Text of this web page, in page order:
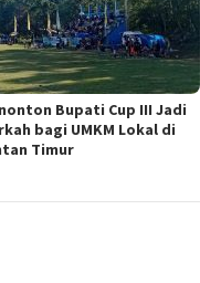
Bupati Cup III Jadi
bagi UMKM Lokal di
Timur